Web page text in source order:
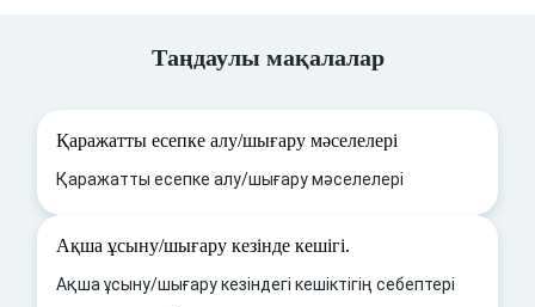
Таңдаулы мақалалар
Қаражатты есепке алу/шығару мәселелері
Қаражатты есепке алу/шығару мәселелері
Ақша ұсыну/шығару кезінде кешігі.
Ақша ұсыну/шығару кезіндегі кешіктігің себептері